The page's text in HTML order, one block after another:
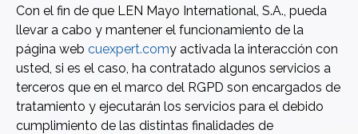
Con el fin de que LEN Mayo International, S.A., pueda
llevar a cabo y mantener el funcionamiento de la
página web cuexpert.comy activada la interacción con
usted, si es el caso, ha contratado algunos servicios a
terceros que en el marco del RGPD son encargados de
tratamiento y ejecutarán los servicios para el debido
cumplimiento de las distintas finalidades de